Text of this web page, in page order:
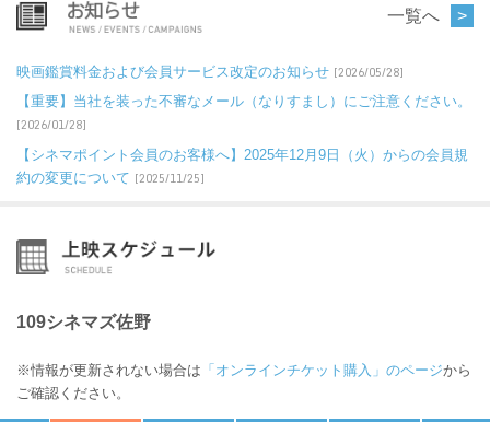
一覧へ
映画鑑賞料金および会員サービス改定のお知らせ [2026/05/28]
【重要】当社を装った不審なメール（なりすまし）にご注意ください。
[2026/01/28]
【シネマポイント会員のお客様へ】2025年12月9日（火）からの会員規
約の変更について [2025/11/25]
109シネマズ佐野
※情報が更新されない場合は 「オンラインチケット購入」のページから
ご確認ください。